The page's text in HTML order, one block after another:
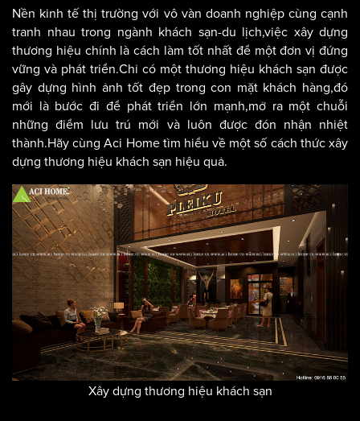
Nền kinh tế thị trường với vô vàn doanh nghiệp cùng cạnh
tranh nhau trong ngành khách sạn-du lịch,việc xây dựng
thương hiệu chính là cách làm tốt nhất để một đơn vị đứng
vững và phát triển.Chỉ có một thương hiệu khách sạn được
gây dựng hình ảnh tốt đẹp trong con mặt khách hàng,đó
mới là bước đi để phát triển lớn mạnh,mở ra một chuỗi
những điểm lưu trú mới và luôn được đón nhận nhiệt
thành.Hãy cùng Aci Home tìm hiểu về một số cách thức xây
dựng thương hiệu khách sạn hiệu quả.
Xây dựng thương hiệu khách sạn